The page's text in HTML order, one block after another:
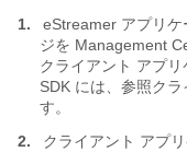
1.
eStreamer アプリケ
ジを Management
クライアント アプ
SDK には、参照ク
す。
2.
クライアント アプ